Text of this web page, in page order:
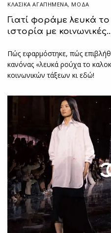
ΚΛΑΣΙΚΆ ΑΓΑΠΗΜΈΝΑ, ΜΟΔΑ
Γιατί φοράμε λευκά
ιστορία με
Πώς εφαρμόστηκε, πώς
κανόνας «λευκά ρούχα το
κοινωνικών τάξεων κι εδώ!